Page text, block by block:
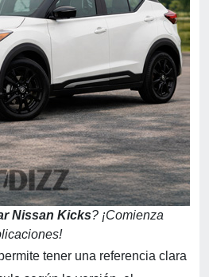
Nissan Kicks? ¡Comienza
tener una referencia clara